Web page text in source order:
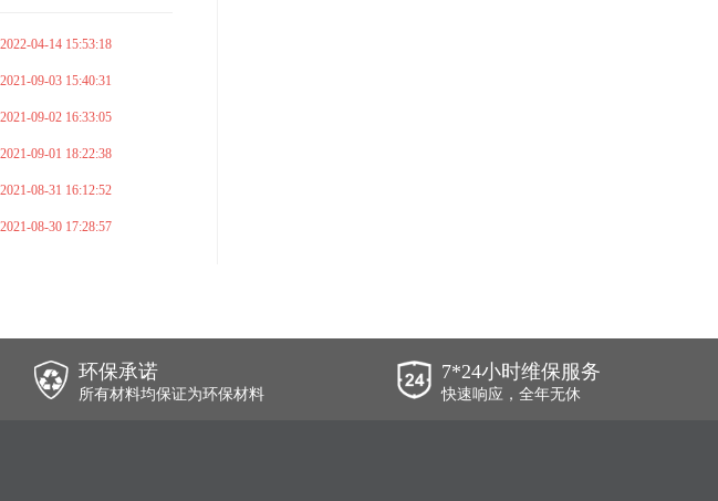
2022-04-14 15:53:18
2021-09-03 15:40:31
2021-09-02 16:33:05
2021-09-01 18:22:38
2021-08-31 16:12:52
2021-08-30 17:28:57
环保承诺
所有材料均保证为环保材料
7*24小时维保服务
快速响应，全年无休